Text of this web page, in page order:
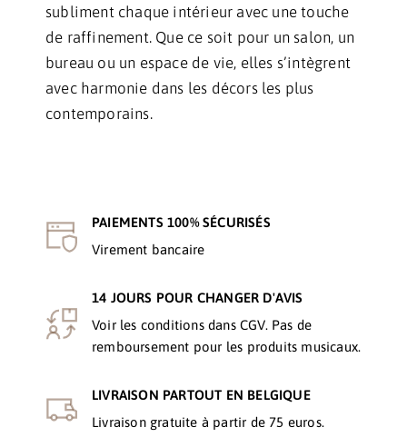
subliment chaque intérieur avec une touche
de raffinement. Que ce soit pour un salon, un
bureau ou un espace de vie, elles s’intègrent
avec harmonie dans les décors les plus
contemporains.
PAIEMENTS 100% SÉCURISÉS
Virement bancaire
14 JOURS POUR CHANGER D'AVIS
Voir les conditions dans CGV. Pas de
remboursement pour les produits musicaux.
LIVRAISON PARTOUT EN BELGIQUE
Livraison gratuite à partir de 75 euros.